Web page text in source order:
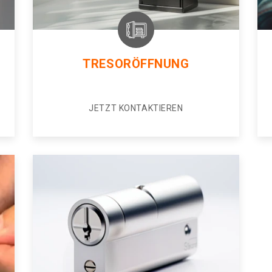
TRESORÖFFNUNG
JETZT KONTAKTIEREN